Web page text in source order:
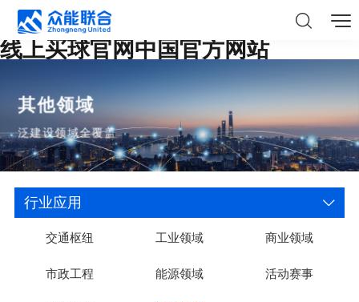
线上买球官网中国官方网站
其他领域
泛建设领域全覆盖
行业应用
交通枢纽 工业领域 商业领域
市政工程 能源领域 活动赛事